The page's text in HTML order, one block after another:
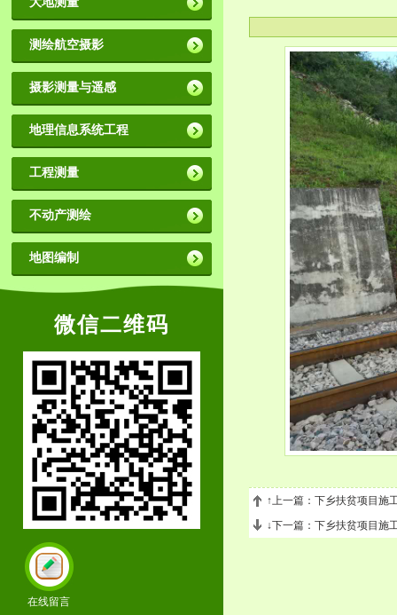
测绘航空摄影
摄影测量与遥感
地理信息系统工程
工程测量
不动产测绘
地图编制
微信二维码
在线留言
↑上一篇：下乡扶贫项目施
↓下一篇：下乡扶贫项目施